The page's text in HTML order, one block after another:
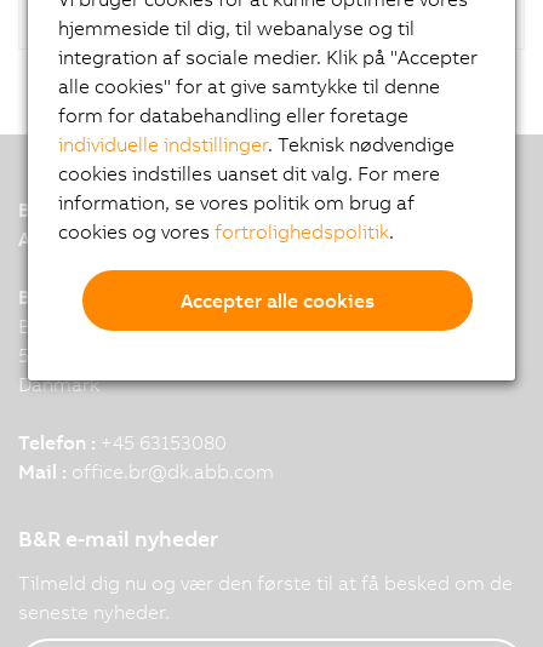
B&R
A member of the ABB Group
B&R hovedkontor, Danmark
Billedskaerervej 17
5230 Odense
Danmark
Telefon : +45 63153080
Mail : office.br@dk.abb.com
B&R e-mail nyheder
Tilmeld dig nu og vær den første til at få besked om de
seneste nyheder.
hjemmeside til dig, til webanalyse og til
integration af sociale medier. Klik på "Accepter
alle cookies" for at give samtykke til denne
form for databehandling eller foretage
individuelle indstillinger. Teknisk nødvendige
cookies indstilles uanset dit valg. For mere
information, se vores politik om brug af
cookies og voresfortrolighedspolitik.
Accepter alle cookies